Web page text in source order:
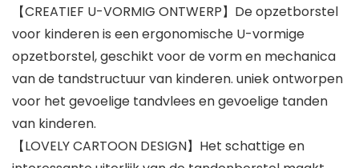
【CREATIEF U-VORMIG ONTWERP】De opzetborstel
voor kinderen is een ergonomische U-vormige
opzetborstel, geschikt voor de vorm en mechanica
van de tandstructuur van kinderen. uniek ontworpen
voor het gevoelige tandvlees en gevoelige tanden
van kinderen.
【LOVELY CARTOON DESIGN】Het schattige en